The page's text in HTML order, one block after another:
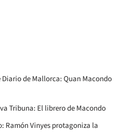
de Mallorca: Quan Macondo
Tribuna: El librero de Macondo
Ramón Vinyes protagoniza la